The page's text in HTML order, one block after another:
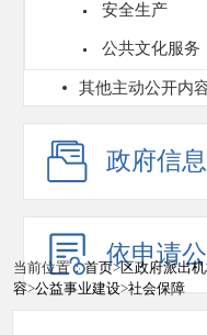
安全生产
公共文化服务
其他主动公开内
政府信
依申请
当前位置：首页>区政府派出
容>公益事业建设>社会保障